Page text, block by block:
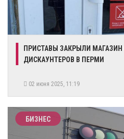
​ПРИСТАВЫ ЗАКРЫЛИ МАГАЗИН
ДИСКАУНТЕРОВ В ПЕРМИ
02 июня 2025, 11:19
БИЗНЕС